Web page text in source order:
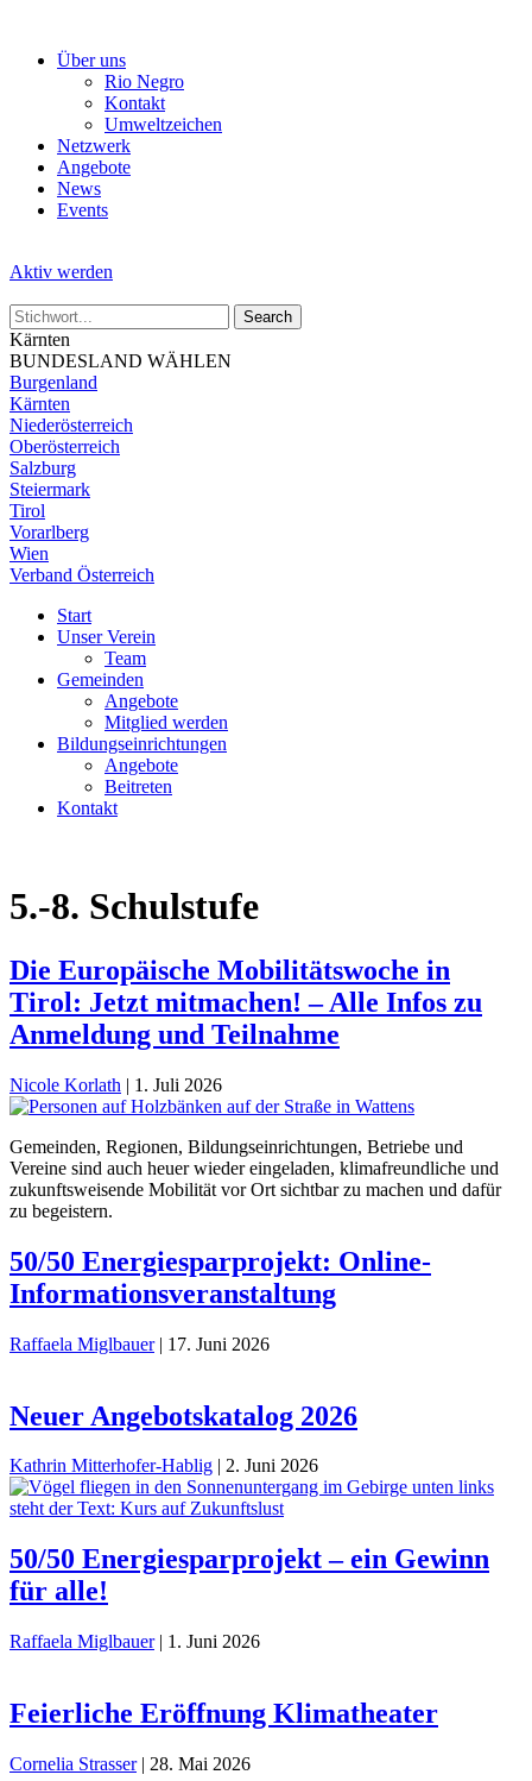
Über uns
Rio Negro
Kontakt
Umweltzeichen
Netzwerk
Angebote
News
Events
Aktiv werden
Kärnten
BUNDESLAND WÄHLEN
Burgenland
Kärnten
Niederösterreich
Oberösterreich
Salzburg
Steiermark
Tirol
Vorarlberg
Wien
Verband Österreich
Start
Unser Verein
Team
Gemeinden
Angebote
Mitglied werden
Bildungseinrichtungen
Angebote
Beitreten
Kontakt
5.-8. Schulstufe
Die Europäische Mobilitätswoche in
Tirol: Jetzt mitmachen! – Alle Infos zu
Anmeldung und Teilnahme
Nicole Korlath | 1. Juli 2026
Gemeinden, Regionen, Bildungseinrichtungen, Betriebe und
Vereine sind auch heuer wieder eingeladen, klimafreundliche und
zukunftsweisende Mobilität vor Ort sichtbar zu machen und dafür
zu begeistern.
50/50 Energiesparprojekt: Online-
Informationsveranstaltung
Raffaela Miglbauer | 17. Juni 2026
Neuer Angebotskatalog 2026
Kathrin Mitterhofer-Hablig | 2. Juni 2026
50/50 Energiesparprojekt – ein Gewinn
für alle!
Raffaela Miglbauer | 1. Juni 2026
Feierliche Eröffnung Klimatheater
Cornelia Strasser | 28. Mai 2026